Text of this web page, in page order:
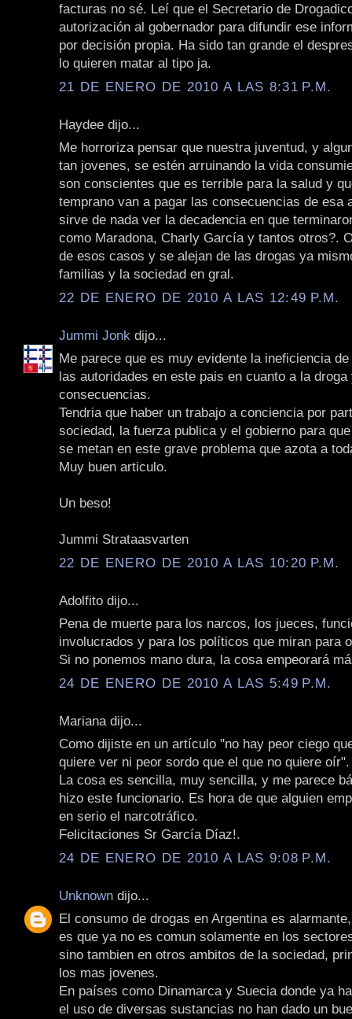
facturas no sé. Leí que el Secretario de
autorización al gobernador para difundir ese
por decisión propia. Ha sido tan grande el
lo quieren matar al tipo ja.
21 DE ENERO DE 2010 A LAS 8:31 P.M.
Haydee dijo...
Me horroriza pensar que nuestra juventud, y
tan jovenes, se estén arruinando la vida
son conscientes que es terrible para la salud y
temprano van a pagar las consecuencias de esa
sirve de nada ver la decadencia en que
como Maradona, Charly García y tantos otros?.
de esos casos y se alejan de las drogas ya
familias y la sociedad en gral.
22 DE ENERO DE 2010 A LAS 12:49 P.M.
Jummi Jonk dijo...
Me parece que es muy evidente la ineficiencia
las autoridades en este pais en cuanto a la
consecuencias.
Tendria que haber un trabajo a conciencia por
sociedad, la fuerza publica y el gobierno para
se metan en este grave problema que azota a
Muy buen articulo.
Un beso!
Jummi Strataasvarten
22 DE ENERO DE 2010 A LAS 10:20 P.M.
Adolfito dijo...
Pena de muerte para los narcos, los jueces,
involucrados y para los políticos que miran para
Si no ponemos mano dura, la cosa empeorará
24 DE ENERO DE 2010 A LAS 5:49 P.M.
Mariana dijo...
Como dijiste en un artículo "no hay peor ciego
quiere ver ni peor sordo que el que no quiere oír".
La cosa es sencilla, muy sencilla, y me parece
hizo este funcionario. Es hora de que alguien
en serio el narcotráfico.
Felicitaciones Sr García Díaz!.
24 DE ENERO DE 2010 A LAS 9:08 P.M.
Unknown dijo...
El consumo de drogas en Argentina es
es que ya no es comun solamente en los
sino tambien en otros ambitos de la sociedad,
los mas jovenes.
En países como Dinamarca y Suecia donde ya
el uso de diversas sustancias no han dado un